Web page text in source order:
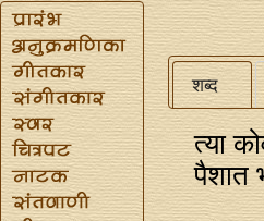
शब्द
त्या
पैशात